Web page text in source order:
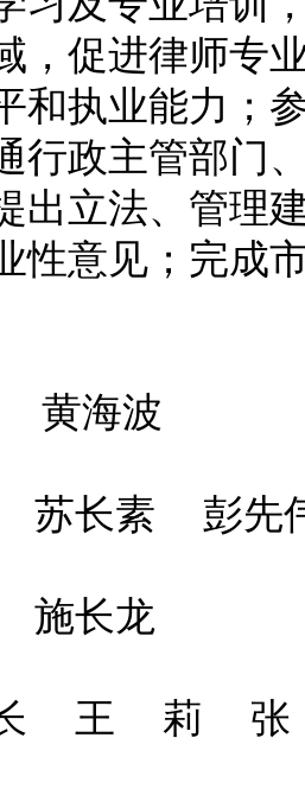
，促进律师专
和执业能力；
行政主管部门
出立法、管理
性意见；完成
黄海波
苏长素  彭先
施长龙
长  王  莉